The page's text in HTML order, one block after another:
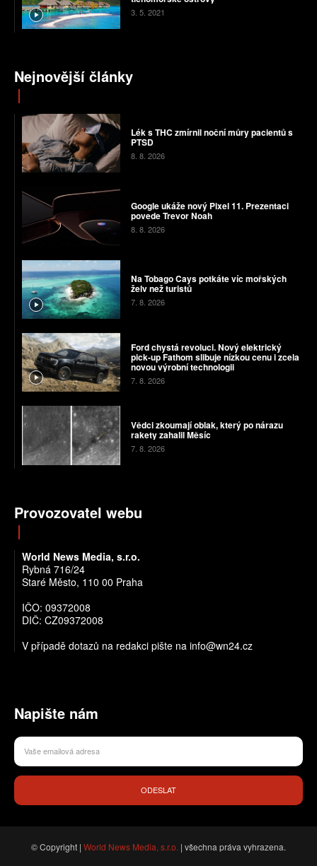
3. 5. 2021
Nejnovější články
Lék s THC zmírnil noční můry pacientů s
PTSD
8. 8. 2026
Google ukáže nový Pixel 11. Prezentaci
povede Trevor Noah
8. 8. 2026
Na Tobago Cays potkáte víc mořských
želv než turistů
7. 8. 2026
Ford chystá revoluci. Nový elektrický
pick-up Fathom slibuje nízkou cenu i zcela
novou výrobní technologii
7. 8. 2026
Vědci zkoumají oblak, který po nárazu
rakety zahalil Měsíc
7. 8. 2026
Provozovatel webu
World News Media, s.r.o.
Rybná 716/24
Staré Město, 110 00 Praha
IČO: 09372008
DIČ: CZ09372008
V případě dotazů na redakci pište na info@wn24.cz
Napište nám
ODESLAT
© Copyright | World News Media, s.r.o. | všechna práva vyhrazena.